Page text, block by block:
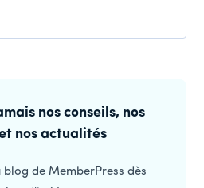
nos conseils, nos
nos actualités
de MemberPress dès